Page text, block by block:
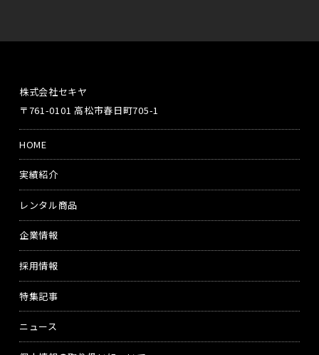
株式会社セキヤ
〒761-0101 高松市春日町705-1
HOME
実績紹介
レンタル商品
企業情報
採用情報
特集記事
ニュース